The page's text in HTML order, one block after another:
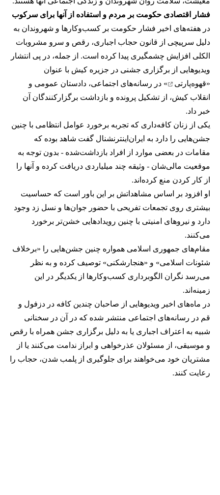
فشار اقتصادی حکومت بر مردم و استفاده از آنها برای سرکوب
در هفته‌های اخیر فشار حکومت بر کسب‌وکارها و شهروندان به
دلیل سرپیچی از قانون حجاب اجباری، رقص و سرو مشروبات
الکلی افزایش چشمگیری پیدا کرده است. از جمله، در پی انتشار
ویدیوهایی از برگزاری جشنی در جزیره کیش با عنوان
«قهوه‌پارتی
» در رسانه‌های اجتماعی، دادستان عمومی و
انقلاب کیش، از تشکیل پرونده و بازداشت برگزارکنندگان آن
خبر داد.
یکی از زنان کافه‌داری که تجربه برخورد عوامل انتظامی با چنین
جشن‌هایی را دارد به ایران‌اینترنشنال گفت شاهد بوده که
مقامات در بعضی موارد از افراد بازداشت‌‌شده - بدون توجه به
موقعیت مالی‌شان - وثیقه چند میلیاردی دریافت کرده و آنها را
از کار کردن منع کرده‌اند.
او افزود بر اساس مشاهداتش بر این باور است که حساسیت
بیشتری روی تجمعات تفریحی با حضور جوان‌ها و نسل زد وجود
دارد و نیروهای امنیتی با چنین رویدادهایی خشن‌تر برخورد
می‌کنند.
مقام‌های جمهوری اسلامی همواره چنین جشن‌هایی را «برخلاف
شئونات اسلامی» و «هنجارشکنی» توصیف کرده و به نظر
می‌رسد نگران الگوبرداری کسب‌وکارها از یکدیگر در این
زمینه‌اند.
در ماه‌های اخیر ویدیوهایی از صاحبان چندین کافه در دزفول و
قم در رسانه‌های اجتماعی منتشر شده که در آن در سخنانی
شبیه به اعتراف اجباری یا به دلیل برگزاری جشن همراه با رقص
و موسیقی، از مسئولان عذرخواهی و ابراز ندامت می‌کنند یا از
مشتریان خود می‌خواهند برای جلوگیری از پلمب شدن، حجاب را
رعایت کنند.